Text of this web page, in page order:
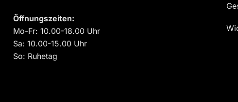
Öffnungszeiten:
Mo-Fr: 10.00-18.00 Uhr
Sa: 10.00-15.00 Uhr
So: Ruhetag